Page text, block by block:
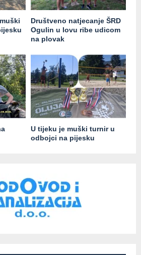
Društveno natjecanje ŠRD
Ogulin u lovu ribe udicom
na plovak
U tijeku je muški turnir u
odbojci na pijesku